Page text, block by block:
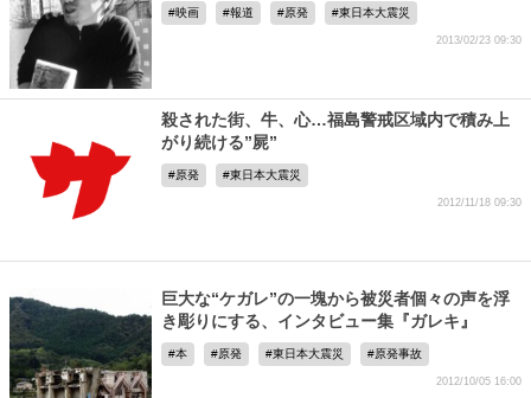
映画 報道 原発 東日本大震災
2013/02/23 09:30
殺された街、牛、心…福島警戒区域内で積み上
がり続ける”屍”
原発 東日本大震災
2012/11/18 09:30
巨大な“ケガレ”の一塊から被災者個々の声を浮
き彫りにする、インタビュー集『ガレキ』
本 原発 東日本大震災 原発事故
2012/10/05 16:00